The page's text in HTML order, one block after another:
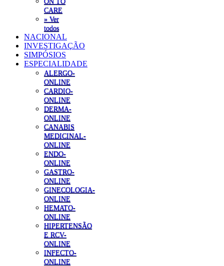
CARE
» Ver
todos
NACIONAL
INVESTIGAÇÃO
SIMPÓSIOS
ESPECIALIDADE
ALERGO-
ONLINE
CARDIO-
ONLINE
DERMA-
ONLINE
CANABIS
MEDICINAL-
ONLINE
ENDO-
ONLINE
GASTRO-
ONLINE
GINECOLOGIA-
ONLINE
HEMATO-
ONLINE
HIPERTENSÃO
E RCV-
ONLINE
INFECTO-
ONLINE